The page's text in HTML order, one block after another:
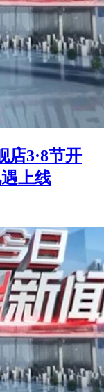
店3·8节开
上线